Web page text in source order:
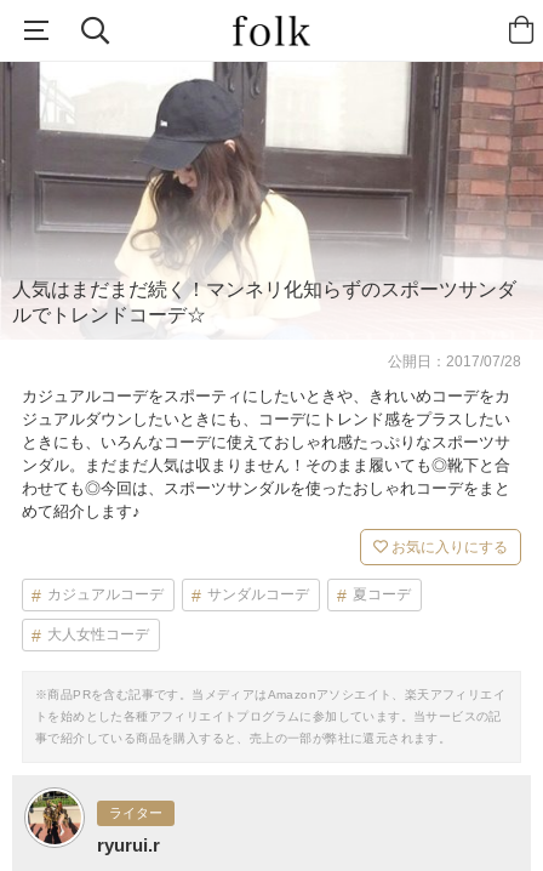
人気はまだまだ続く！マンネリ化知らずのスポーツサンダ
ルでトレンドコーデ☆
公開日：2017/07/28
カジュアルコーデをスポーティにしたいときや、きれいめコーデをカ
ジュアルダウンしたいときにも、コーデにトレンド感をプラスしたい
ときにも、いろんなコーデに使えておしゃれ感たっぷりなスポーツサ
ンダル。まだまだ人気は収まりません！そのまま履いても◎靴下と合
わせても◎今回は、スポーツサンダルを使ったおしゃれコーデをまと
めて紹介します♪
お気に入りにする
カジュアルコーデ サンダルコーデ 夏コーデ
大人女性コーデ
※商品PRを含む記事です。当メディアはAmazonアソシエイト、楽天アフィリエイ
トを始めとした各種アフィリエイトプログラムに参加しています。当サービスの記
事で紹介している商品を購入すると、売上の一部が弊社に還元されます。
ライター
ryurui.r